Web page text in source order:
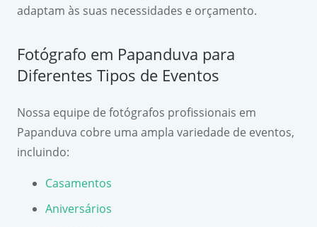
adaptam às suas necessidades e orçamento.
Fotógrafo em Papanduva para
Diferentes Tipos de Eventos
Nossa equipe de fotógrafos profissionais em
Papanduva cobre uma ampla variedade de eventos,
incluindo:
Casamentos
Aniversários